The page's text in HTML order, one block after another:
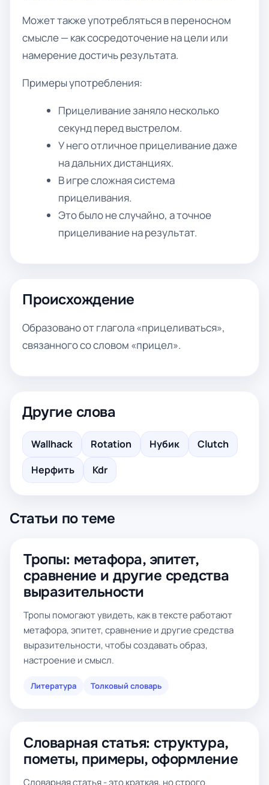
Может также употребляться в переносном
смысле — как сосредоточение на цели или
намерение достичь результата.
Примеры употребления:
Прицеливание заняло несколько
секунд перед выстрелом.
У него отличное прицеливание даже
на дальних дистанциях.
В игре сложная система
прицеливания.
Это было не случайно, а точное
прицеливание на результат.
Происхождение
Образовано от глагола «прицеливаться»,
связанного со словом «прицел».
Другие слова
Wallhack Rotation Нубик
Clutch
Нерфить
Kdr
Статьи по теме
Тропы: метафора, эпитет,
сравнение и другие средства
выразительности
Тропы помогают увидеть, как в тексте работают
метафора, эпитет, сравнение и другие средства
выразительности, чтобы создавать образ,
настроение и смысл.
Литература Толковый словарь
Словарная статья: структура,
пометы, примеры, оформление
Словарная статья - это краткая, но строго